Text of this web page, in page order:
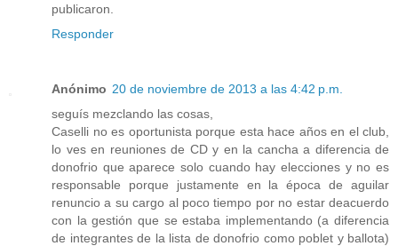
publicaron.
Responder
Anónimo 20 de noviembre de 2013 a las 4:42 p.m.
seguís mezclando las cosas,
Caselli no es oportunista porque esta hace años en el club,
lo ves en reuniones de CD y en la cancha a diferencia de
donofrio que aparece solo cuando hay elecciones y no es
responsable porque justamente en la época de aguilar
renuncio a su cargo al poco tiempo por no estar deacuerdo
con la gestión que se estaba implementando (a diferencia
de integrantes de la lista de donofrio como poblet y ballota)